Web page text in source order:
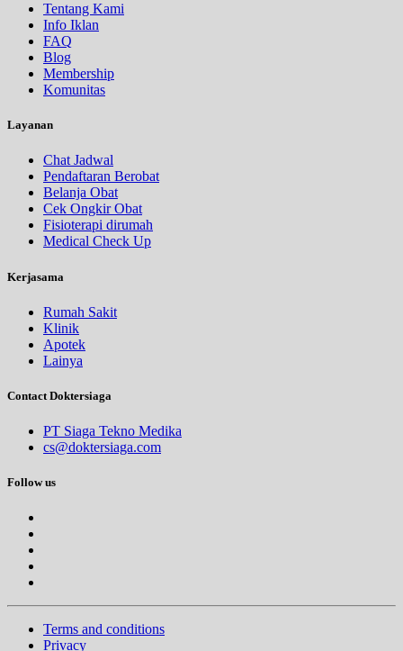
Tentang Kami
Info Iklan
FAQ
Blog
Membership
Komunitas
Layanan
Chat Jadwal
Pendaftaran Berobat
Belanja Obat
Cek Ongkir Obat
Fisioterapi dirumah
Medical Check Up
Kerjasama
Rumah Sakit
Klinik
Apotek
Lainya
Contact Doktersiaga
PT Siaga Tekno Medika
cs@doktersiaga.com
Follow us
Terms and conditions
Privacy